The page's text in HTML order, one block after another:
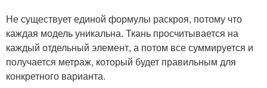
Не существует единой формулы раскроя, потому что
каждая модель уникальна. Ткань просчитывается на
каждый отдельный элемент, а потом все суммируется и
получается метраж, который будет правильным для
конкретного варианта.